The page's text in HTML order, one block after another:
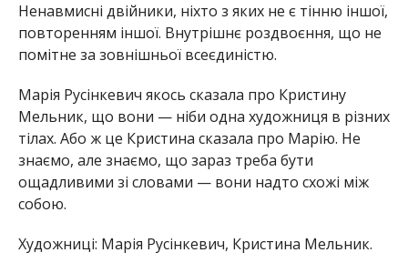
Ненавмисні двійники, ніхто з яких не є тінню іншої,
повторенням іншої. Внутрішнє роздвоєння, що не
помітне за зовнішньої всеєдиністю.
Марія Русінкевич якось сказала про Кристину
Мельник, що вони — ніби одна художниця в різних
тілах. Або ж це Кристина сказала про Марію. Не
знаємо, але знаємо, що зараз треба бути
ощадливими зі словами — вони надто схожі між
собою.
Художниці: Марія Русінкевич, Кристина Мельник.